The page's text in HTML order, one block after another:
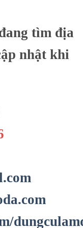
tìm địa
nhật khi